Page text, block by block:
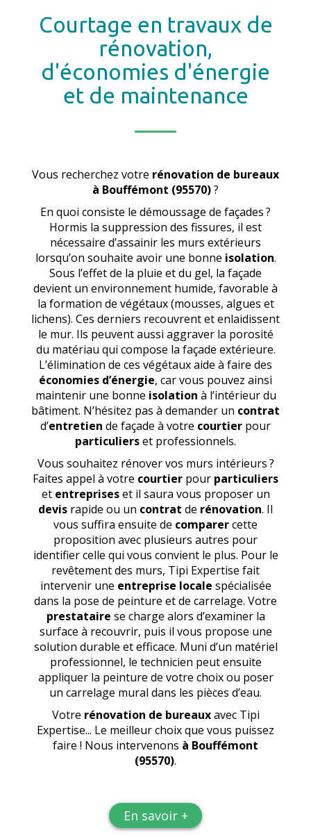
Courtage en travaux de
rénovation,
d'économies d'énergie
et de maintenance
Vous recherchez votre rénovation de bureaux
à Bouffémont (95570)?
En quoi consiste le démoussage de façades ?
Hormis la suppression des fissures, il est
nécessaire d’assainir les murs extérieurs
lorsqu’on souhaite avoir une bonne isolation.
Sous l’effet de la pluie et du gel, la façade
devient un environnement humide, favorable à
la formation de végétaux (mousses, algues et
lichens). Ces derniers recouvrent et enlaidissent
le mur. Ils peuvent aussi aggraver la porosité
du matériau qui compose la façade extérieure.
L’élimination de ces végétaux aide à faire des
économies d’énergie, car vous pouvez ainsi
maintenir une bonne isolation à l’intérieur du
bâtiment. N’hésitez pas à demander un contrat
d’entretien de façade à votre courtier pour
particulierset professionnels.
Vous souhaitez rénover vos murs intérieurs ?
Faites appel à votre courtier pour particuliers
et entrepriseset il saura vous proposer un
devis rapide ou un contrat de rénovation. Il
vous suffira ensuite de comparercette
proposition avec plusieurs autres pour
identifier celle qui vous convient le plus. Pour le
revêtement des murs, Tipi Expertise fait
intervenir une entreprise locale spécialisée
dans la pose de peinture et de carrelage. Votre
prestataire se charge alors d’examiner la
surface à recouvrir, puis il vous propose une
solution durable et efficace. Muni d’un matériel
professionnel, le technicien peut ensuite
appliquer la peinture de votre choix ou poser
un carrelage mural dans les pièces d’eau.
Votre rénovation de bureauxavec Tipi
Expertise... Le meilleur choix que vous puissez
faire ! Nous intervenons à Bouffémont
(95570).
En savoir +